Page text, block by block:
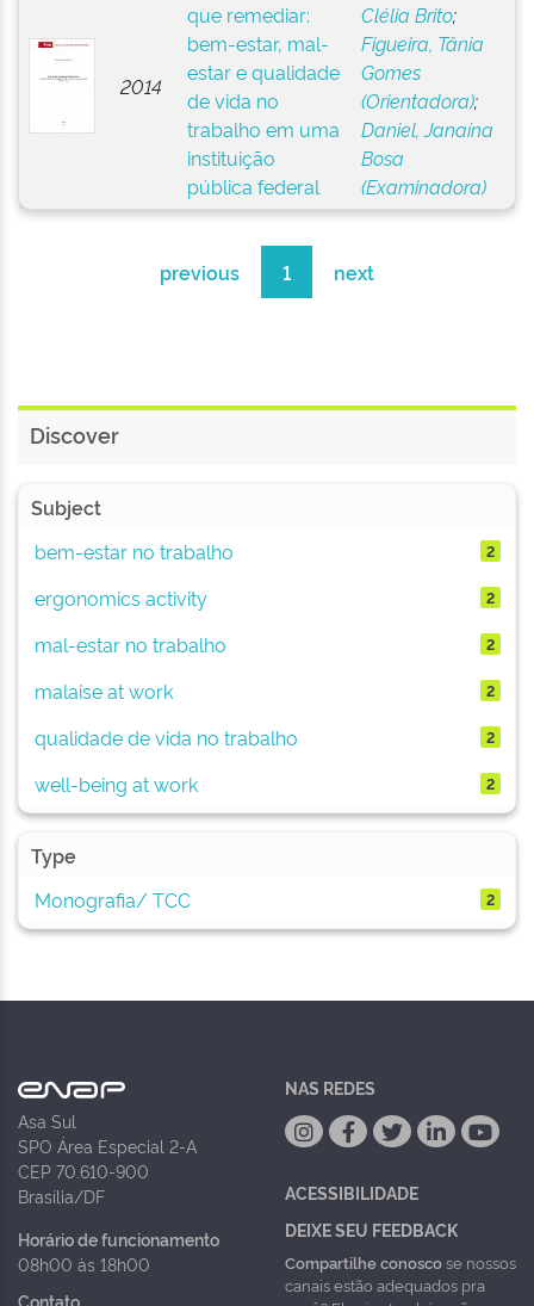
2014
que remediar:
bem-estar, mal-
estar e qualidade
de vida no
trabalho em uma
instituição
pública federal
Clélia Brito;
Figueira, Tânia
Gomes
(Orientadora);
Daniel, Janaína
Bosa
(Examinadora)
previous 1 next
Discover
Subject
bem-estar no trabalho
2
ergonomics activity 2
mal-estar no trabalho 2
malaise at work 2
qualidade de vida no trabalho 2
well-being at work 2
Type
Monografia/ TCC
2
Asa Sul
SPO Área Especial 2-A
CEP 70.610-900
Brasília/DF
Horário de funcionamento
08h00 às 18h00
Contato
NAS REDES
ACESSIBILIDADE
DEIXE SEU FEEDBACK
Compartilhe conoscose nossos
canais estão adequados pra